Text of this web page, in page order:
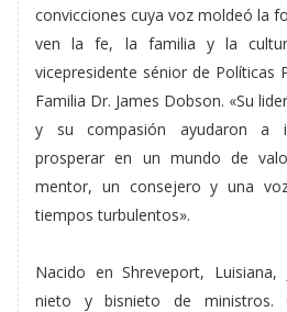
convicciones cuya voz moldeó la
ven la fe, la familia y la
vicepresidente sénior de Políticas
Familia Dr. James Dobson. «Su
y su compasión ayudaron a
prosperar en un mundo de
mentor, un consejero y una
tiempos turbulentos».
Nacido en Shreveport,
nieto y bisnieto de ministros.